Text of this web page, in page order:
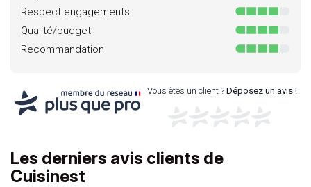
Respect engagements
Qualité/budget
Recommandation
Vous êtes un client ?Déposez un avis !
Les derniers avis clients de
Cuisinest